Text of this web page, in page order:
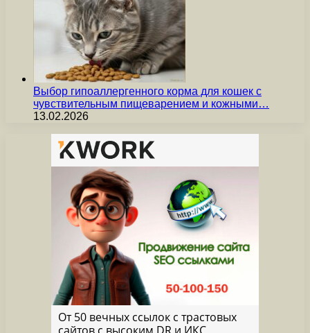
Выбор гипоаллергенного корма для кошек с
чувствительным пищеварением и кожными…
13.02.2026